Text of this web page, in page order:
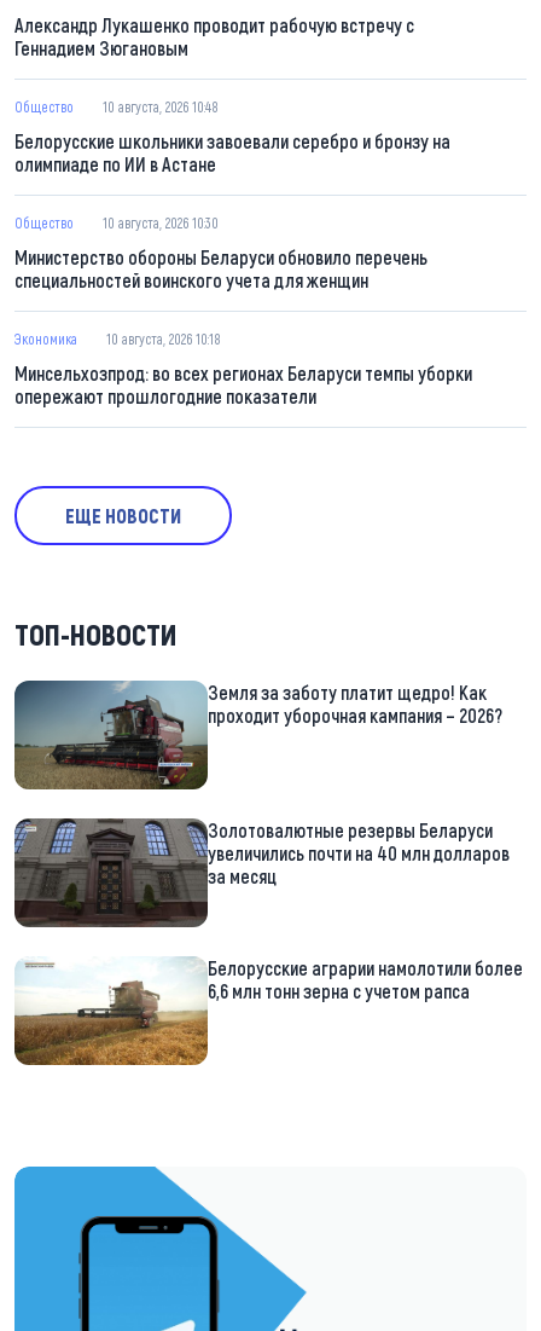
Александр Лукашенко проводит рабочую встречу с
Геннадием Зюгановым
Общество 10 августа, 2026 10:48
Белорусские школьники завоевали серебро и бронзу на
олимпиаде по ИИ в Астане
Общество 10 августа, 2026 10:30
Министерство обороны Беларуси обновило перечень
специальностей воинского учета для женщин
Экономика 10 августа, 2026 10:18
Минсельхозпрод: во всех регионах Беларуси темпы уборки
опережают прошлогодние показатели
ЕЩЕ НОВОСТИ
ТОП-НОВОСТИ
Земля за заботу платит щедро! Как
проходит уборочная кампания – 2026?
Золотовалютные резервы Беларуси
увеличились почти на 40 млн долларов
за месяц
Белорусские аграрии намолотили более
6,6 млн тонн зерна с учетом рапса
https://t.me/minskctvby